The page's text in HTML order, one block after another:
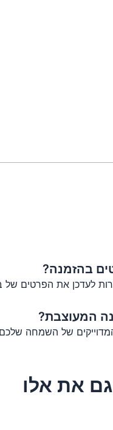
בהזמנה?
לעדכן את הפרטים של
המעוצבת?
של השמחה
את אלו